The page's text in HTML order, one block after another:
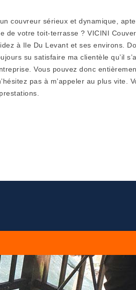
couvreur sérieux et dynamique,
de votre toit-terrasse ? VICINI
à Ile Du Levant et ses environs.
su satisfaire ma clientèle qu’il
Vous pouvez donc
pas à m’appeler au plus vite.